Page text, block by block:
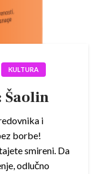
KULTURA
Šaolin
i
borbe!
smireni. Da
odlučno